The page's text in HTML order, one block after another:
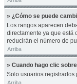
» ¿Cómo se puede
Los rangos aparecen
directamente ya que está
reducirán el número de
Arriba
» Cuando hago clic
Solo usuarios registrados
Arriba